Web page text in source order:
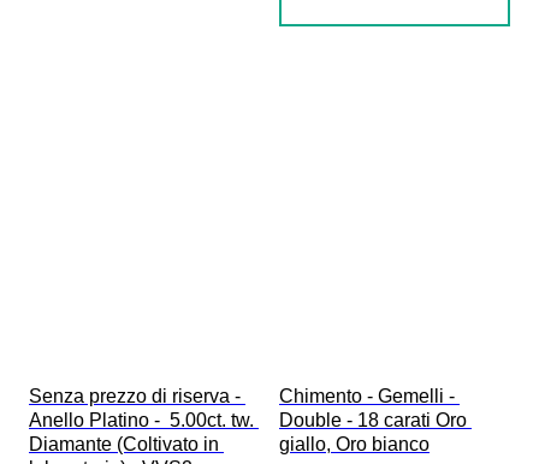
Senza prezzo di riserva -
Anello Platino -  5.00ct. tw.
Diamante (Coltivato in
Chimento - Gemelli -
Double - 18 carati Oro
giallo, Oro bianco